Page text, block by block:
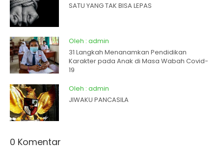
SATU YANG TAK BISA LEPAS
Oleh : admin
31 Langkah Menanamkan Pendidikan
Karakter pada Anak di Masa Wabah Covid-
19
Oleh : admin
JIWAKU PANCASILA
0 Komentar